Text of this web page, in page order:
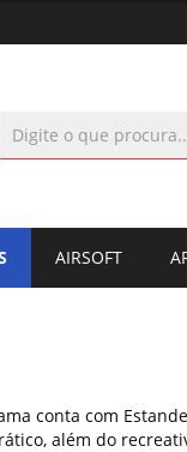
AIRSOFT
conta com
além do